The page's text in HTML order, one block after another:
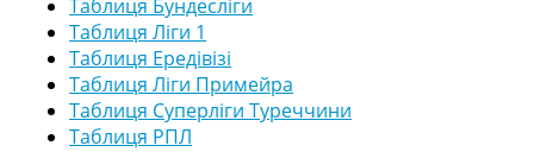
Таблиця Бундесліги
Таблиця Ліги 1
Таблиця Ередівізі
Таблиця Ліги Примейра
Таблиця Суперліги Туреччини
Таблиця РПЛ